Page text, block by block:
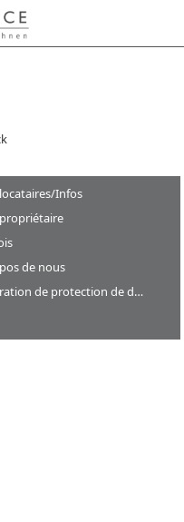
Infos
de nous
Déclaration de protection de données